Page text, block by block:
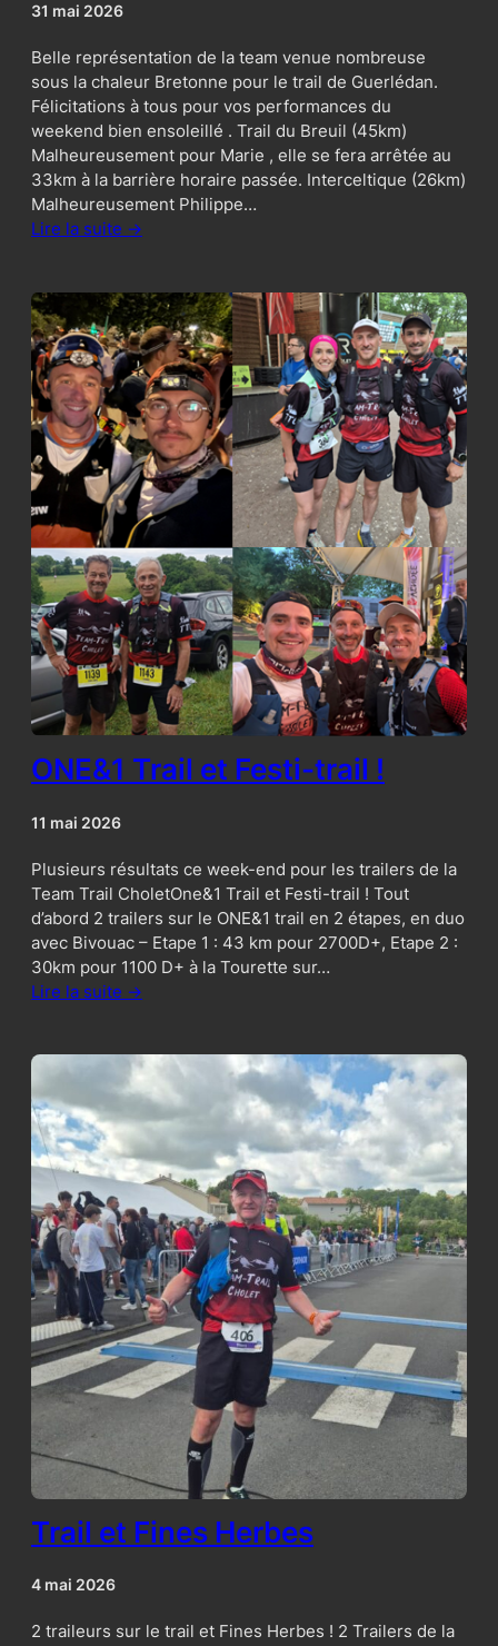
31 mai 2026
Belle représentation de la team venue nombreuse
sous la chaleur Bretonne pour le trail de Guerlédan.
Félicitations à tous pour vos performances du
weekend bien ensoleillé . Trail du Breuil (45km)
Malheureusement pour Marie , elle se fera arrêtée au
33km à la barrière horaire passée. Interceltique (26km)
Malheureusement Philippe…
Lire la suite ->
ONE&1 Trail et Festi-trail !
11 mai 2026
Plusieurs résultats ce week-end pour les trailers de la
Team Trail CholetOne&1 Trail et Festi-trail ! Tout
d’abord 2 trailers sur le ONE&1 trail en 2 étapes, en duo
avec Bivouac – Etape 1 : 43 km pour 2700D+, Etape 2 :
30km pour 1100 D+ à la Tourette sur…
Lire la suite ->
Trail et Fines Herbes
4 mai 2026
2 traileurs sur le trail et Fines Herbes ! 2 Trailers de la